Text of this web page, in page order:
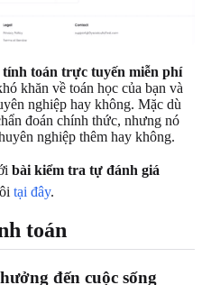
toán trực tuyến miễn phí
khăn về toán học của bạn và
nghiệp hay không. Mặc dù
đoán chính thức, nhưng nó
nghiệp thêm hay không.
bài kiểm tra tự đánh giá
tại đây.
toán
đến cuộc sống